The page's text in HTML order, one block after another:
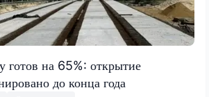
готов на 65%: открытие
до конца года